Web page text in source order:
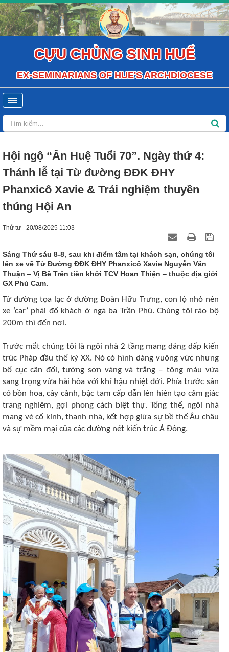
CỰU CHỦNG SINH HUẾ
EX-SEMINARIANS OF HUE'S ARCHDIOCESE
Hội ngộ “Ân Huệ Tuổi 70”. Ngày thứ 4:
Thánh lễ tại Từ đường ĐĐK ĐHY
Phanxicô Xavie & Trải nghiệm thuyền
thúng Hội An
Thứ tư - 20/08/2025 11:03
Sáng Thứ sáu 8-8, sau khi điểm tâm tại khách sạn, chúng tôi
lên xe về Từ Đường ĐĐK ĐHY Phanxicô Xavie Nguyễn Văn
Thuận ‒ Vị Bề Trên tiên khởi TCV Hoan Thiện ‒ thuộc địa giới
GX Phủ Cam.
Từ đường tọa lạc ở đường Đoàn Hữu Trưng, con lộ nhỏ nên
xe ‘car’ phải đổ khách ở ngã ba Trần Phú. Chúng tôi rảo bộ
200m thì đến nơi.
Trước mắt chúng tôi là ngôi nhà 2 tầng mang dáng dấp kiến
trúc Pháp đầu thế kỷ XX. Nó có hình dáng vuông vức nhưng
bố cục cân đối, tường sơn vàng và trắng ‒ tông màu vừa
sang trọng vừa hài hòa với khí hậu nhiệt đới. Phía trước sân
có bồn hoa, cây cảnh, bậc tam cấp dẫn lên hiên tạo cảm giác
trang nghiêm, gợi phong cách biệt thự. Tổng thể, ngôi nhà
mang vẻ cổ kính, thanh nhã, kết hợp giữa sự bề thế Âu châu
và sự mềm mại của các đường nét kiến trúc Á Đông.